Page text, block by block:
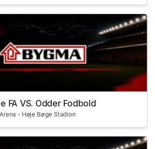
FA VS. Odder Fodbold
- Høje Bøge Stadion